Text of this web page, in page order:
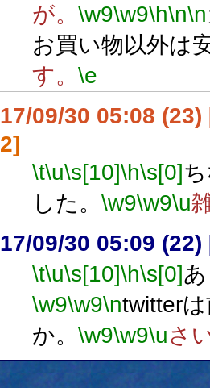
が。 \w9\w9\h\n\n
お買い物以外は
す。 \e
17/09/30 05:08 (23)
2]
\t\u\s[10]\h\s[0]
した。 \w9\w9\u
17/09/30 05:09 (22)
\t\u\s[10]\h\s[0]
\w9\w9\ntwitter
か。 \w9\w9\uさ